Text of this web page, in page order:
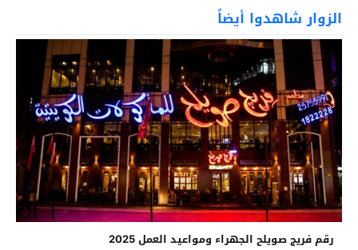
الزوار شاهدوا أيضاً
رقم فريج صويلح الجهراء ومواعيد العمل 2025